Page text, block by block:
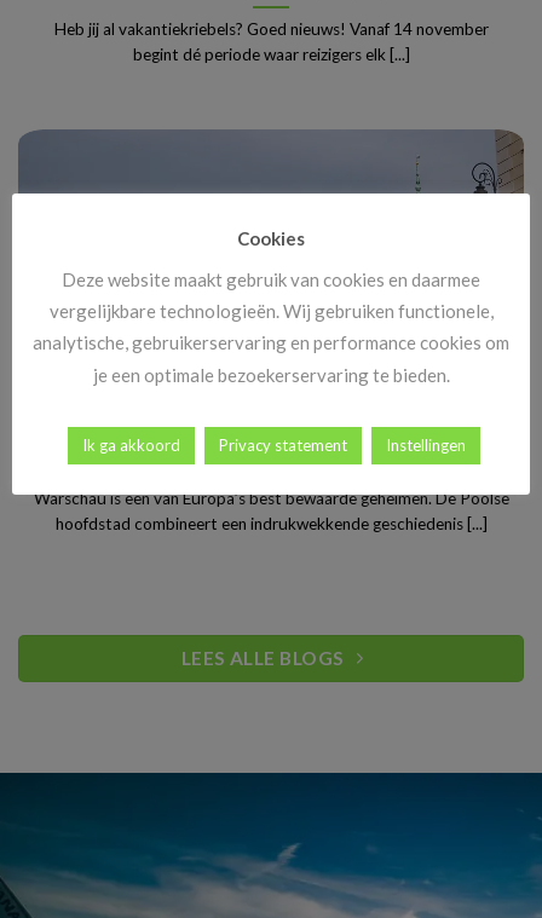
Heb jij al vakantiekriebels? Goed nieuws! Vanaf 14 november
begint dé periode waar reizigers elk [...]
Stedentrip Warschau: ontdek de verrassende charme van
Polen’s bruisende hoofdstad
Warschau is een van Europa’s best bewaarde geheimen. De Poolse
hoofdstad combineert een indrukwekkende geschiedenis [...]
LEES ALLE BLOGS
Cookies
Deze website maakt gebruik van cookies en daarmee
vergelijkbare technologieën. Wij gebruiken functionele,
analytische, gebruikerservaring en performance cookies om
je een optimale bezoekerservaring te bieden.
Ik ga akkoord Privacy statement Instellingen